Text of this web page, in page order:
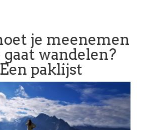
je meenemen
gaat wandelen?
Een paklijst